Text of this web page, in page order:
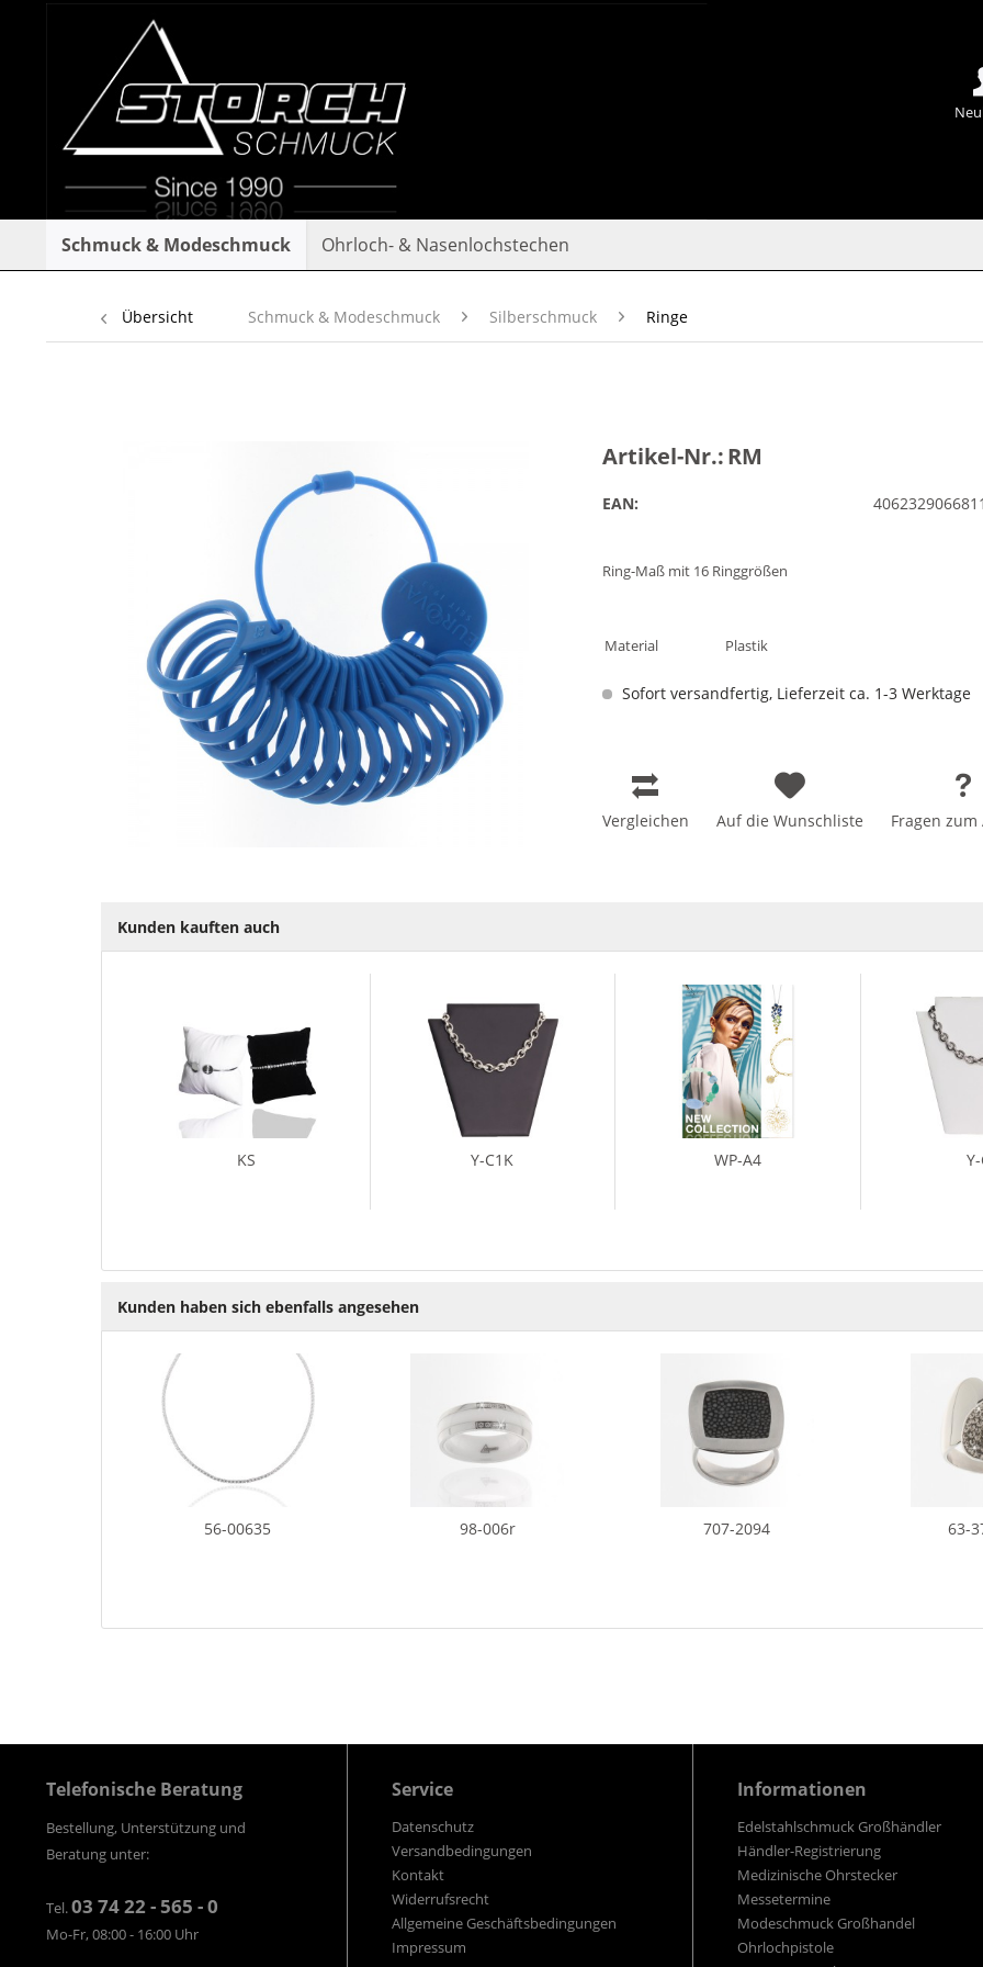
Schmuck & Modeschmuck Ohrloch- & Nasenlochstechen
Übersicht Schmuck & Modeschmuck Silberschmuck Ringe
Artikel-Nr.:RM
EAN: 4062329066811
Ring-Maß mit 16 Ringgrößen
Material Plastik
Sofort versandfertig, Lieferzeit ca. 1-3 Werktage
Vergleichen Auf die Wunschliste Fragen zum
Kunden kauften auch
KS Y-C1K WP-A4
Kunden haben sich ebenfalls angesehen
56-00635 98-006r 707-2094 63-
Telefonische Beratung
Bestellung, Unterstützung und
Beratung unter:
Tel.03 74 22 - 565 - 0
Mo-Fr, 08:00 - 16:00 Uhr
Service
Datenschutz
Versandbedingungen
Kontakt
Widerrufsrecht
Allgemeine Geschäftsbedingungen
Impressum
Informationen
Edelstahlschmuck Großhändler
Händler-Registrierung
Medizinische Ohrstecker
Messetermine
Modeschmuck Großhandel
Ohrlochpistole